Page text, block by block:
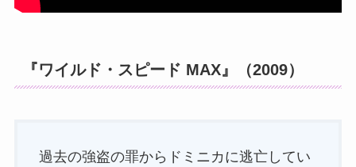
『ワイルド・スピード MAX』（2009）
過去の強盗の罪からドミニカに逃亡してい